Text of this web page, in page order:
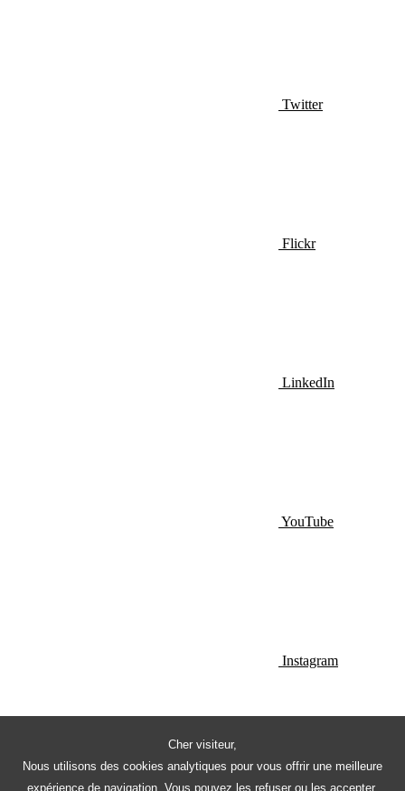
Cher visiteur,
Nous utilisons des cookies analytiques pour vous offrir une meilleure
expérience de navigation. Vous pouvez les refuser ou les accepter.
Twitter
Flickr
LinkedIn
YouTube
Instagram